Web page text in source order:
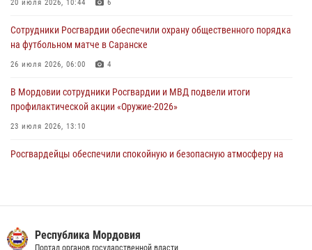
04 августа 2026, 07:06
В Саранске сотрудники Росгвардии задержали гражданина за
нанесение побоев
03 августа 2026, 08:58
20 июля 2026, 10:44 6
Сотрудники Росгвардии обеспечили охрану общественного порядка
на футбольном матче в Саранске
26 июля 2026, 06:00 4
В Мордовии сотрудники Росгвардии и МВД подвели итоги
профилактической акции «Оружие‑2026»
23 июля 2026, 13:10
Росгвардейцы обеспечили спокойную и безопасную атмосферу на
обеспечили безопасность на футбольных мероприятиях: от
регионального турнира до Суперкубка России
Республика Мордовия
Портал органов государственной власти